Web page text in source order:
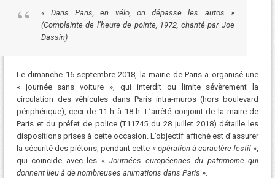
« Dans Paris, en vélo, on dépasse les autos »
(Complainte de l’heure de pointe, 1972, chanté par Joe
Dassin)
Le dimanche 16 septembre 2018, la mairie de Paris a organisé une
« journée sans voiture », qui interdit ou limite sévèrement la
circulation des véhicules dans Paris intra-muros (hors boulevard
périphérique), ceci de 11 h à 18 h. L’arrêté conjoint de la maire de
Paris et du préfet de police (T11745 du 28 juillet 2018) détaille les
dispositions prises à cette occasion. L’objectif affiché est d’assurer
la sécurité des piétons, pendant cette « opération à caractère festif»,
qui coïncide avec les «Journées européennes du patrimoine qui
donnent lieu à de nombreuses animations dans Paris ».